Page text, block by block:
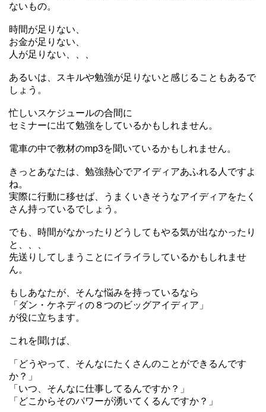
ないもの。
時間が足りない、
お金が足りない、
人が足りない、、、
あるいは、スキルや勉強が足りないと感じることもあるで
しょう。
忙しいスケジュールの合間に
セミナーに出て勉強をしているかもしれません。
電車の中で教材のmp3を聞いているかもしれません。
きっとあなたは、勉強熱心でアイディアあふれる人ですよ
ね。
実際に行動に移せば、うまくいきそうなアイディアをたく
さん持っているでしょう。
でも、時間がなかったりどうしてもやる気が出なかったり
と、、、
先送りしてしまうことにイライラしているかもしれませ
ん。
もしあなたが、そんな悩みを持っているなら
「ダン・ケネディの８つのビッグアイディア」
が役に立ちます。
これを聞けば、
「どうやって、そんなにたくさんのことができるんです
か？」
「いつ、そんなに仕事してるんですか？」
「どこからそのパワーが湧いてくるんですか？」